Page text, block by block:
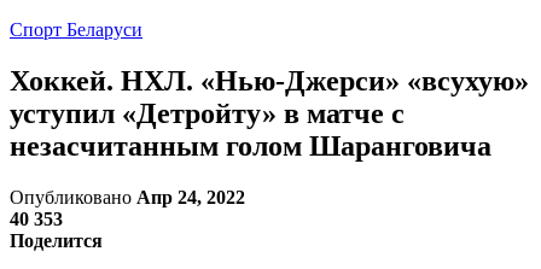
Спорт Беларуси
Хоккей. НХЛ. «Нью-Джерси» «всухую»
уступил «Детройту» в матче с
незасчитанным голом Шаранговича
Опубликовано Апр 24, 2022
40 353
Поделится